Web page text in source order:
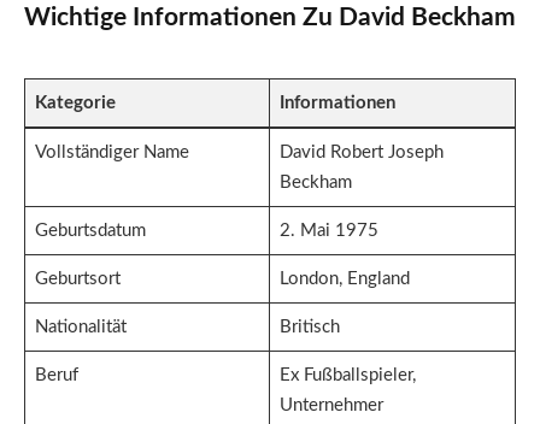
Wichtige Informationen Zu David Beckham
Kategorie Informationen
Vollständiger Name
David Robert Joseph
Beckham
Geburtsdatum 2. Mai 1975
Geburtsort London, England
Nationalität Britisch
Beruf
Ex Fußballspieler,
Unternehmer